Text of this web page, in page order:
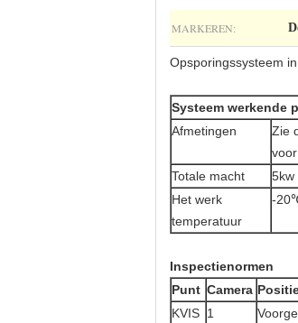
MARKEREN:
Opsporingssysteem
Systeem werkende
Afmetingen
Zie
Totale macht 5kw
Het werk
temperatuur
-
Inspectienormen
Punt Camera
KVIS 1